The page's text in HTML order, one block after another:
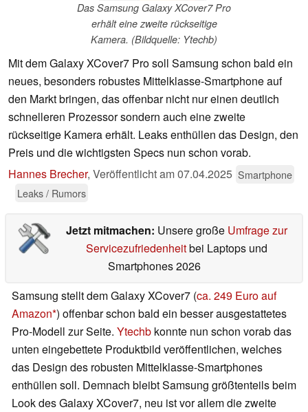
Das Samsung Galaxy XCover7 Pro
erhält eine zweite rückseitige
Kamera. (Bildquelle: Ytechb)
Mit dem Galaxy XCover7 Pro soll Samsung schon bald ein
neues, besonders robustes Mittelklasse-Smartphone auf
den Markt bringen, das offenbar nicht nur einen deutlich
schnelleren Prozessor sondern auch eine zweite
rückseitige Kamera erhält. Leaks enthüllen das Design, den
Preis und die wichtigsten Specs nun schon vorab.
Hannes Brecher, Veröffentlicht am07.04.2025 Smartphone
Leaks / Rumors
Jetzt mitmachen: Unsere große Umfrage zur
Servicezufriedenheitbei Laptops und
Smartphones 2026
Samsung stellt dem Galaxy XCover7 (ca. 249 Euro auf
Amazon ) offenbar schon bald ein besser ausgestattetes
Pro-Modell zur Seite. Ytechb konnte nun schon vorab das
unten eingebettete Produktbild veröffentlichen, welches
das Design des robusten Mittelklasse-Smartphones
enthüllen soll. Demnach bleibt Samsung größtenteils beim
Look des Galaxy XCover7, neu ist vor allem die zweite